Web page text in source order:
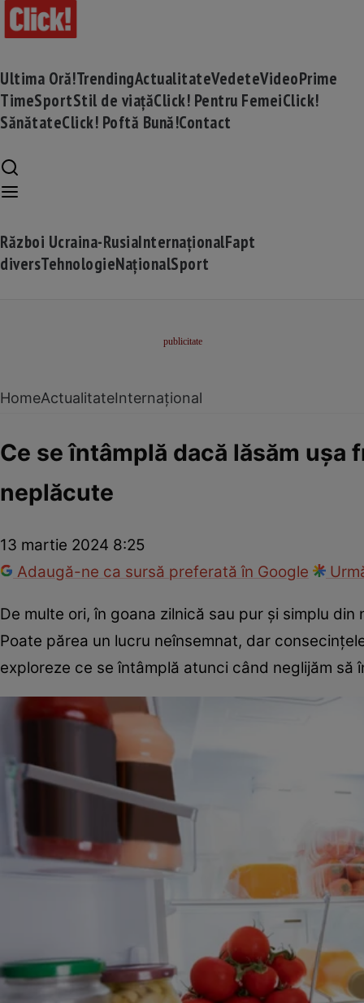
Ultima Oră!TrendingActualitateVedeteVideoPrime
TimeSportStil de viațăClick! Pentru FemeiClick!
SănătateClick! Poftă Bună!Contact
Război Ucraina-RusiaInternaționalFapt
diversTehnologieNaționalSport
HomeActualitateInternațional
Ce se întâmplă dacă lăsăm
neplăcute
13 martie 2024 8:25
Adaugă-ne ca sursă preferată în Google
De multe ori, în goana zilnică sau pur și simplu
Poate părea un lucru neînsemnat, dar
exploreze ce se întâmplă atunci când neglijăm